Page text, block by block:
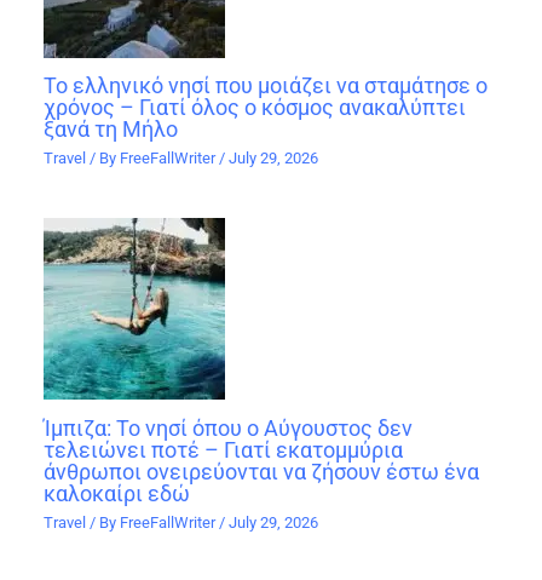
Το ελληνικό νησί που μοιάζει να σταμάτησε ο
χρόνος – Γιατί όλος ο κόσμος ανακαλύπτει
ξανά τη Μήλο
Travel / By FreeFallWriter/July 29, 2026
Ίμπιζα: Το νησί όπου ο Αύγουστος δεν
τελειώνει ποτέ – Γιατί εκατομμύρια
άνθρωποι ονειρεύονται να ζήσουν έστω ένα
καλοκαίρι εδώ
Travel / By FreeFallWriter/July 29, 2026